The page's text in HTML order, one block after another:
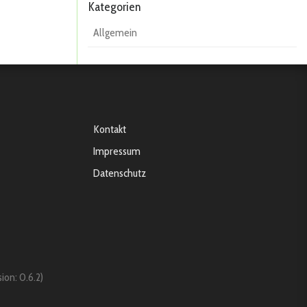
Kategorien
Allgemein
Kontakt
Impressum
Datenschutz
0.6.2)